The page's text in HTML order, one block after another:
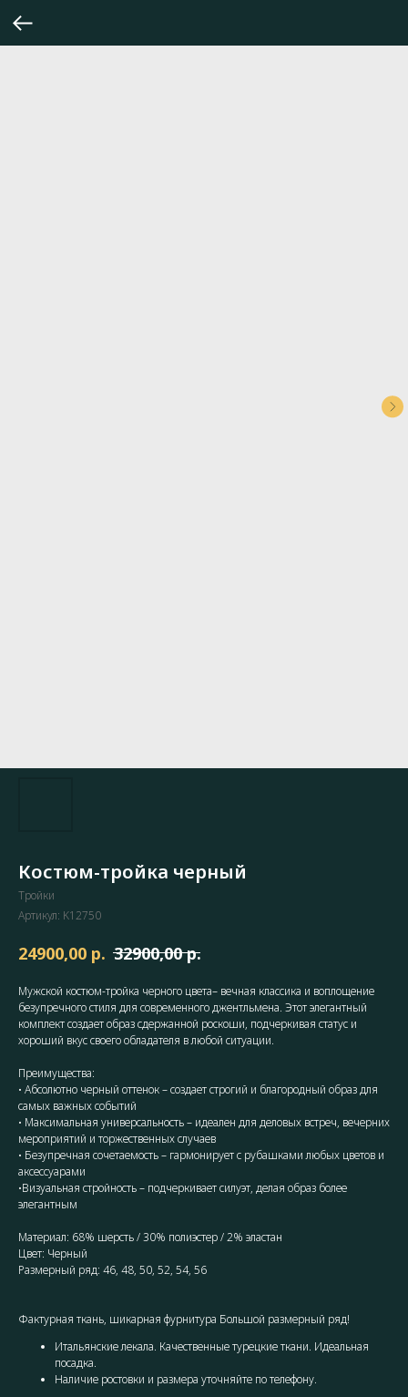
Костюм-тройка черный
Тройки
Артикул: K12750
24900,00 р. 32900,00 р.
Мужской костюм-тройка черного цвета– вечная классика и воплощение
безупречного стиля для современного джентльмена. Этот элегантный
комплект создает образ сдержанной роскоши, подчеркивая статус и
хороший вкус своего обладателя в любой ситуации.
Преимущества:
• Абсолютно черный оттенок – создает строгий и благородный образ для
самых важных событий
• Максимальная универсальность – идеален для деловых встреч, вечерних
мероприятий и торжественных случаев
• Безупречная сочетаемость – гармонирует с рубашками любых цветов и
аксессуарами
•Визуальная стройность – подчеркивает силуэт, делая образ более
элегантным
Материал: 68% шерсть / 30% полиэстер / 2% эластан
Цвет: Черный
Размерный ряд: 46, 48, 50, 52, 54, 56
Фактурная ткань, шикарная фурнитура Большой размерный ряд!
Итальянские лекала. Качественные турецкие ткани. Идеальная
посадка.
Наличие ростовки и размера уточняйте по телефону.